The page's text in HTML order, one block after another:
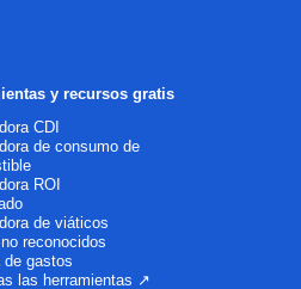
y recursos gratis
CDI
de consumo de
ROI
de viáticos
reconocidos
gastos
las herramientas ↗